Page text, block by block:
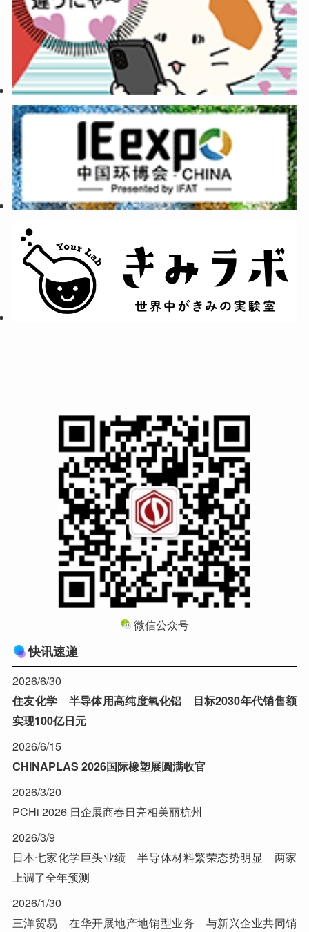
微信公众号
快讯速递
2026/6/30
住友化学 半导体用高纯度氧化铝 目标2030年代销售额
实现100亿日元
2026/6/15
CHINAPLAS 2026国际橡塑展圆满收官
2026/3/20
PCHi 2026 日企展商春日亮相美丽杭州
2026/3/9
日本七家化学巨头业绩 半导体材料繁荣态势明显 两家
上调了全年预测
2026/1/30
三洋贸易 在华开展地产地销型业务 与新兴企业共同销